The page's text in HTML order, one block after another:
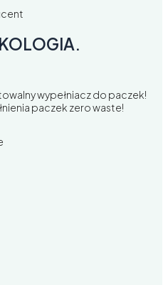
wypełniacz do paczek!
paczek zero waste!